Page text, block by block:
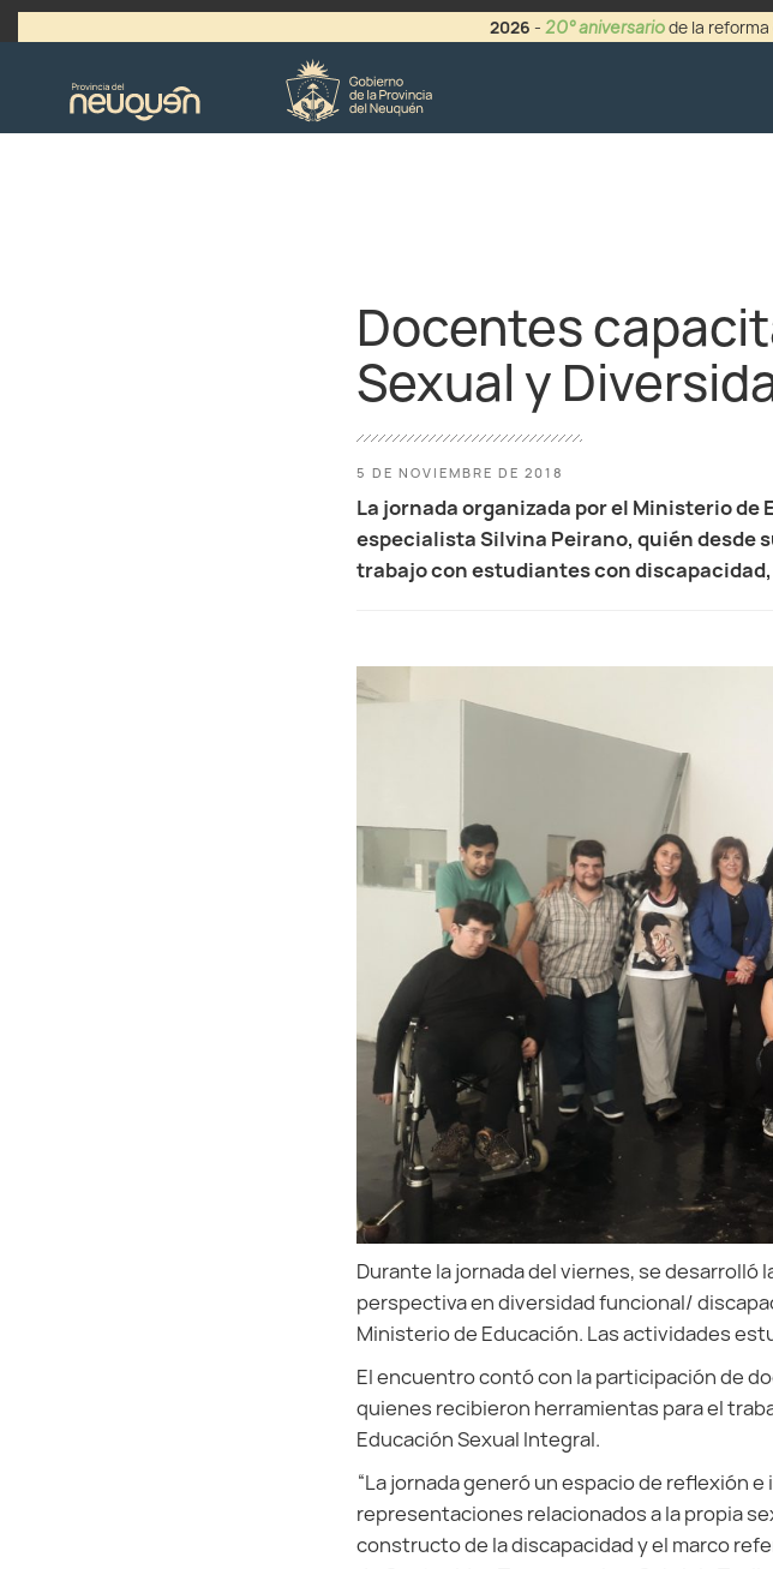
2026 - 20° aniversariode la reforma
Docentes
Sexual y
5 DE NOVIEMBRE DE 2018
La jornada organizada por el Ministerio
especialista Silvina Peirano, quién desde
trabajo con estudiantes con discapacidad,
Durante la jornada del viernes, se desarrolló
perspectiva en diversidad funcional/
Ministerio de Educación. Las actividades
El encuentro contó con la participación de
quienes recibieron herramientas para el
Educación Sexual Integral.
“La jornada generó un espacio de reflexión
representaciones relacionados a la propia
constructo de la discapacidad y el marco